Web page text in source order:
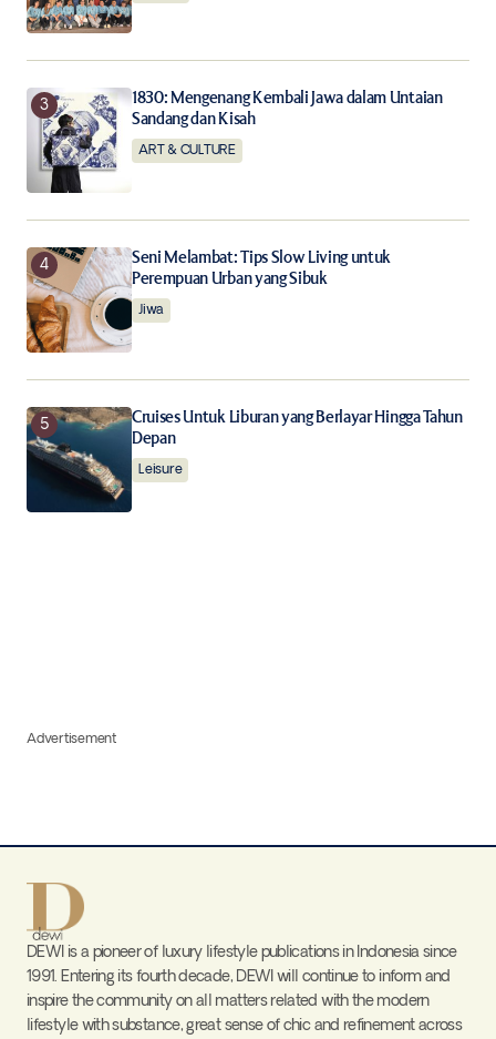
1830: Mengenang Kembali Jawa dalam Untaian
Sandang dan Kisah
ART & CULTURE
Seni Melambat: Tips Slow Living untuk
Perempuan Urban yang Sibuk
Jiwa
Cruises Untuk Liburan yang Berlayar Hingga Tahun
Depan
Leisure
Advertisement
DEWI is a pioneer of luxury lifestyle publications in Indonesia since
1991. Entering its fourth decade, DEWI will continue to inform and
inspire the community on all matters related with the modern
lifestyle with substance, great sense of chic and refinement across